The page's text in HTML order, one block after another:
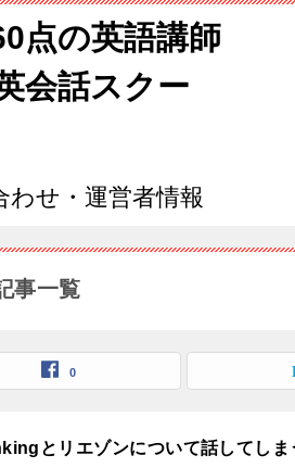
点の英語講師
会話スクー
わせ・運営者情報
事一覧
0
とリエゾンについて話してし